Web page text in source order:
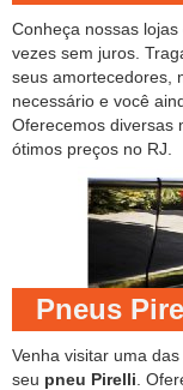
Conheça nossas
vezes sem juros.
seus amortecedores,
necessário e você
Oferecemos diversas
ótimos preços no RJ.
Pneus
Venha visitar uma
seu pneu Pirelli .